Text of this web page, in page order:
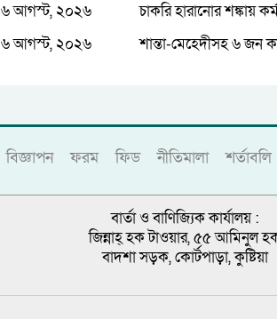
৬ আগস্ট, ২০২৬
চাকরি হারানোর শঙ্কায়
৬ আগস্ট, ২০২৬
শান্তা-মেহেদীসহ ৬ জন
বিজ্ঞাপন ফরম ফিড নীতিমালা শর্তাবলি
বার্তা ও বাণিজ্যিক কার্যালয় :
জিন্নাহ্ হক টাওয়ার, ৫৫ আমিনুল
বাদশা সড়ক, কোর্টপাড়া, কুষ্টিয়া